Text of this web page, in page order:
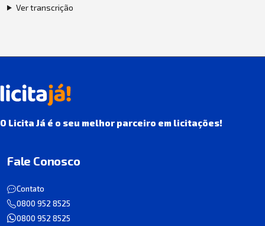
Ver transcrição
O Licita Já é o seu melhor parceiro em licitações!
Fale Conosco
Contato
0800 952 8525
0800 952 8525